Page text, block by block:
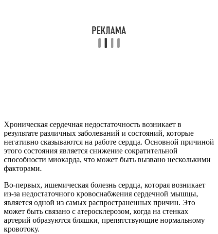
Хроническая сердечная недостаточность возникает в
результате различных заболеваний и состояний, которые
негативно сказываются на работе сердца. Основной причиной
этого состояния является снижение сократительной
способности миокарда, что может быть вызвано несколькими
факторами.
Во-первых, ишемическая болезнь сердца, которая возникает
из-за недостаточного кровоснабжения сердечной мышцы,
является одной из самых распространенных причин. Это
может быть связано с атеросклерозом, когда на стенках
артерий образуются бляшки, препятствующие нормальному
кровотоку.